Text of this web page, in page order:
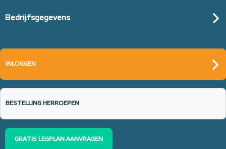
Bedrijfsgegevens
INLOGGEN
BESTELLING HERROEPEN
GRATIS LEGPLAN AANVRAGEN